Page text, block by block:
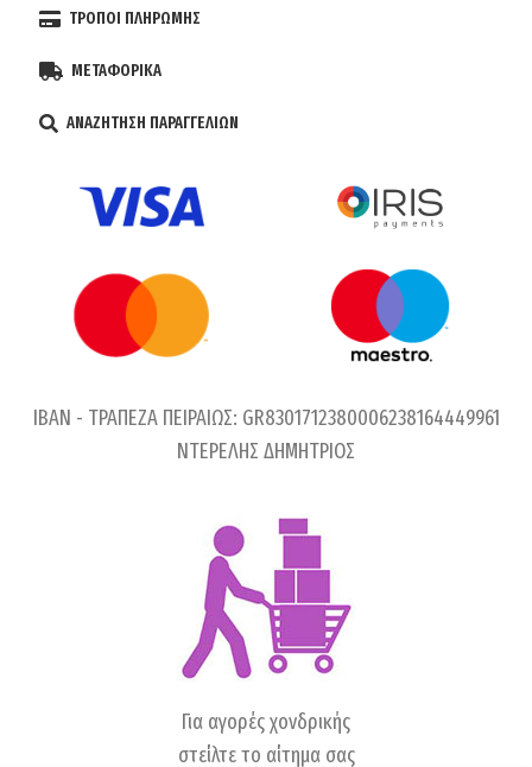
ΤΡΟΠΟΙ ΠΛΗΡΩΜΗΣ
ΜΕΤΑΦΟΡΙΚΑ
ΑΝΑΖΗΤΗΣΗ ΠΑΡΑΓΓΕΛΙΩΝ
IBAN - ΤΡΑΠΕΖΑ ΠΕΙΡΑΙΩΣ: GR8301712380006238164449961
ΝΤΕΡΕΛΗΣ ΔΗΜΗΤΡΙΟΣ
Για αγορές χονδρικής
στείλτε το αίτημα σας